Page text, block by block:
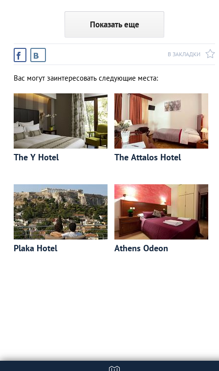
Показать еще
В ЗАКЛАДКИ
Вас могут заинтересовать следующие места:
The Y Hotel The Attalos Hotel
Plaka Hotel Athens Odeon